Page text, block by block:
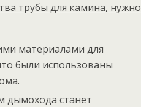
трубы для камина, нужно
материалами для
были использованы
дымохода станет